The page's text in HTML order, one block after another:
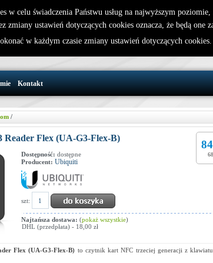
721 86 72 W koszyku jest 0 produktów(y)
Kontakt
/
Reader Flex (UA-G3-Flex-B)
Dostępność: dostępne
Producent: Ubiquiti
szt:
Najtańsza dostawa: (pokaż wszystkie)
DHL (przedpłata) - 18,00 zł
Flex (UA-G3-Flex-B) to czytnik kart NFC trzeciej generacji z
w celu świadczenia Państwu usług na najwyższym
ustawień dotyczących cookies oznacza, że będą one
w każdym czasie zmiany ustawień dotyczących cookies.